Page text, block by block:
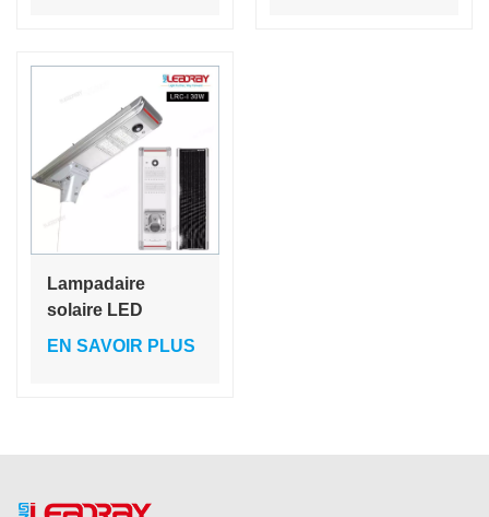
W, contrôlable à
distance via
application.
Lampadaire
solaire LED
intégré de 30 W
EN SAVOIR PLUS